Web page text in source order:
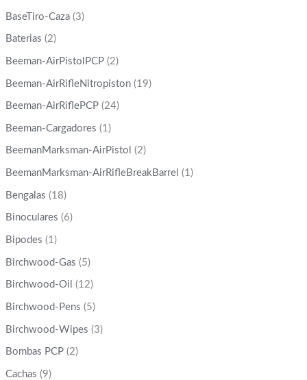
BaseTiro-Caza (3)
Baterias (2)
Beeman-AirPistolPCP (2)
Beeman-AirRifleNitropiston (19)
Beeman-AirRiflePCP (24)
Beeman-Cargadores (1)
BeemanMarksman-AirPistol (2)
BeemanMarksman-AirRifleBreakBarrel (1)
Bengalas (18)
Binoculares (6)
Bipodes (1)
Birchwood-Gas (5)
Birchwood-Oil (12)
Birchwood-Pens (5)
Birchwood-Wipes (3)
Bombas PCP (2)
Cachas (9)